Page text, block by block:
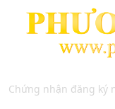
Chứng nhận đăng ký